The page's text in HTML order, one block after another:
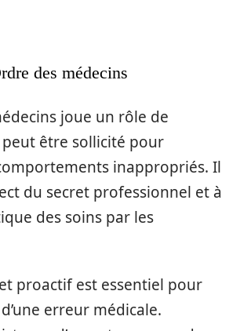
des médecins
joue un rôle de
être sollicité pour
inappropriés. Il
du secret professionnel et à
des soins par les
proactif est essentiel pour
erreur médicale.